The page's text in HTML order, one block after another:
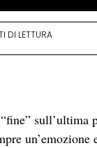
DI LETTURA
sull’ultima